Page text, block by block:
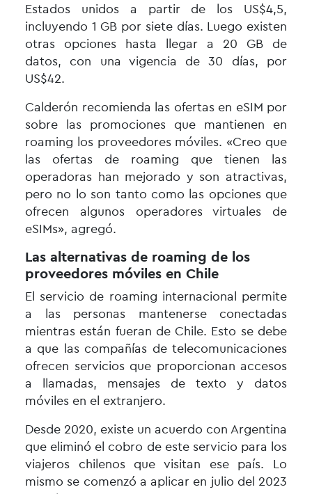
Estados unidos a partir de los US$4,5,
incluyendo 1 GB por siete días. Luego existen
otras opciones hasta llegar a 20 GB de
datos, con una vigencia de 30 días, por
US$42.
Calderón recomienda las ofertas en eSIM por
sobre las promociones que mantienen en
roaming los proveedores móviles. «Creo que
las ofertas de roaming que tienen las
operadoras han mejorado y son atractivas,
pero no lo son tanto como las opciones que
ofrecen algunos operadores virtuales de
eSIMs», agregó.
Las alternativas de roaming de los
proveedores móviles en Chile
El servicio de roaming internacional permite
a las personas mantenerse conectadas
mientras están fueran de Chile. Esto se debe
a que las compañías de telecomunicaciones
ofrecen servicios que proporcionan accesos
a llamadas, mensajes de texto y datos
móviles en el extranjero.
Desde 2020, existe un acuerdo con Argentina
que eliminó el cobro de este servicio para los
viajeros chilenos que visitan ese país. Lo
mismo se comenzó a aplicar en julio del 2023